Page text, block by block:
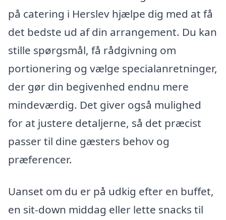
på catering i Herslev hjælpe dig med at få
det bedste ud af din arrangement. Du kan
stille spørgsmål, få rådgivning om
portionering og vælge specialanretninger,
der gør din begivenhed endnu mere
mindeværdig. Det giver også mulighed
for at justere detaljerne, så det præcist
passer til dine gæsters behov og
præferencer.
Uanset om du er på udkig efter en buffet,
en sit-down middag eller lette snacks til